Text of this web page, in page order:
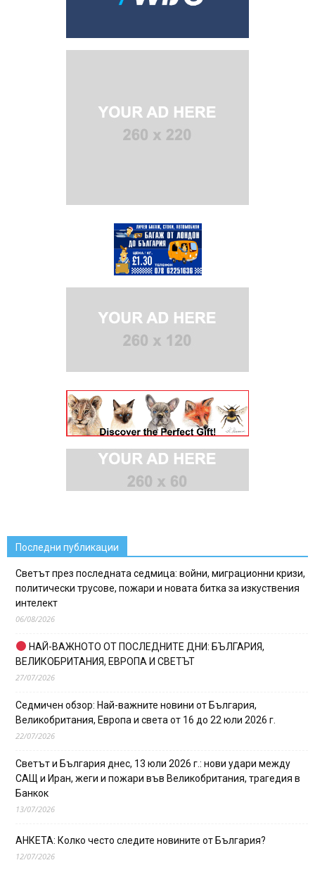
Последни публикации
Светът през последната седмица: войни, миграционни кризи,
политически трусове, пожари и новата битка за изкуствения
интелект
06/08/2026
НАЙ-ВАЖНОТО ОТ ПОСЛЕДНИТЕ ДНИ: БЪЛГАРИЯ,
ВЕЛИКОБРИТАНИЯ, ЕВРОПА И СВЕТЪТ
27/07/2026
Седмичен обзор: Най-важните новини от България,
Великобритания, Европа и света от 16 до 22 юли 2026 г.
22/07/2026
Светът и България днес, 13 юли 2026 г.: нови удари между
САЩ и Иран, жеги и пожари във Великобритания, трагедия в
Банкок
13/07/2026
АНКЕТА: Колко често следите новините от България?
12/07/2026